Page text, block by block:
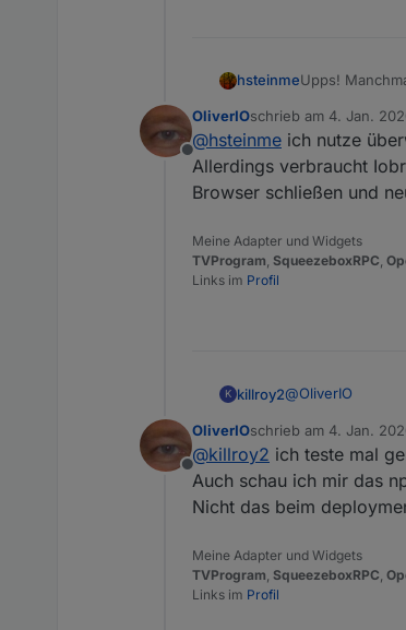
hsteinmeUpps!
Es handelt
korrekt und
Sorry für
Offline
OliverIOschrieb am 4. Jan.
zuletzt editiert von
@hsteinme ich nutze
Allerdings verbraucht
Browser schließen und
Meine Adapter und Widgets
TVProgram, SqueezeboxRPC,
Links im Profil
K killroy2@OliverIO
eigentlich alles
Offline
OliverIOschrieb am 4. Jan.
zuletzt editiert von
@killroy2 ich teste mal
Auch schau ich mir das
Nicht das beim
Meine Adapter und Widgets
TVProgram SqueezeboxRPC
Links im Profil